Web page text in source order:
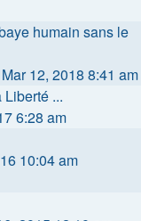
humain sans le
12, 2018 8:41 am
...
6:28 am
10:04 am